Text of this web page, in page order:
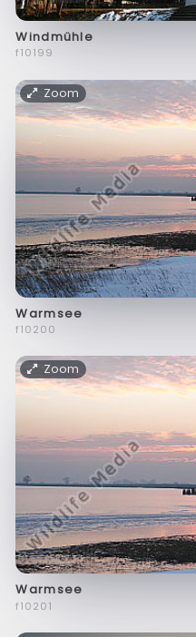
Windmühle
f10199
Zoom
Warmsee
f10200
Zoom
Warmsee
f10201